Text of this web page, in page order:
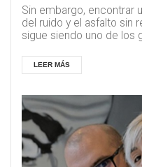
Sin embargo, encontrar
del ruido y el asfalto sin
sigue siendo uno de los
LEER MÁS